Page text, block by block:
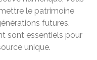
le patrimoine
futures.
sont essentiels pour
unique.